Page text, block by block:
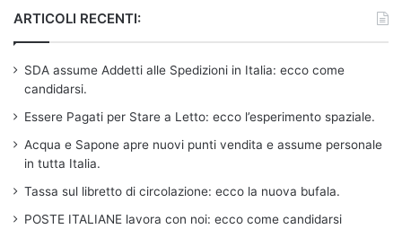
ARTICOLI RECENTI:
SDA assume Addetti alle Spedizioni in Italia: ecco come
candidarsi.
Essere Pagati per Stare a Letto: ecco l’esperimento spaziale.
Acqua e Sapone apre nuovi punti vendita e assume personale
in tutta Italia.
Tassa sul libretto di circolazione: ecco la nuova bufala.
POSTE ITALIANE lavora con noi: ecco come candidarsi